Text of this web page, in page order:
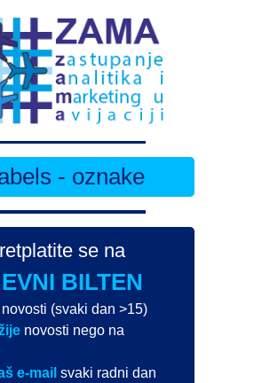
- oznake
se na
BILTEN
novosti (svaki dan >15)
novosti nego na
e-mail svaki radni dan